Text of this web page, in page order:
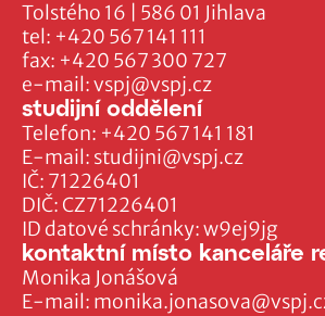
Tolstého 16 | 586 01 Jihlava
tel: +420 567 141 111
fax: +420 567 300 727
e-mail:vspj@vspj.cz
IČ: 71226401
DIČ: CZ71226401
ID datové schránky: w9ej9jg
studijní oddělení
Telefon: +420 567 141 181
E-mail: studijni@vspj.cz
kontaktní místo kanceláře
Monika Jonášová
E-mail: